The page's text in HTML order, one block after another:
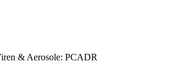
& Aerosole: PCADR